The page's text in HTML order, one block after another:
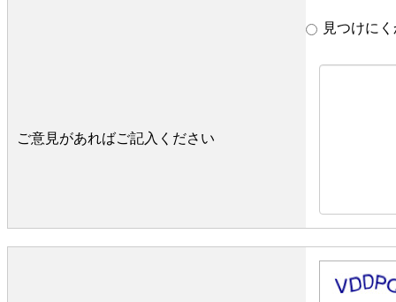
見つけに
ご意見があればご記入ください